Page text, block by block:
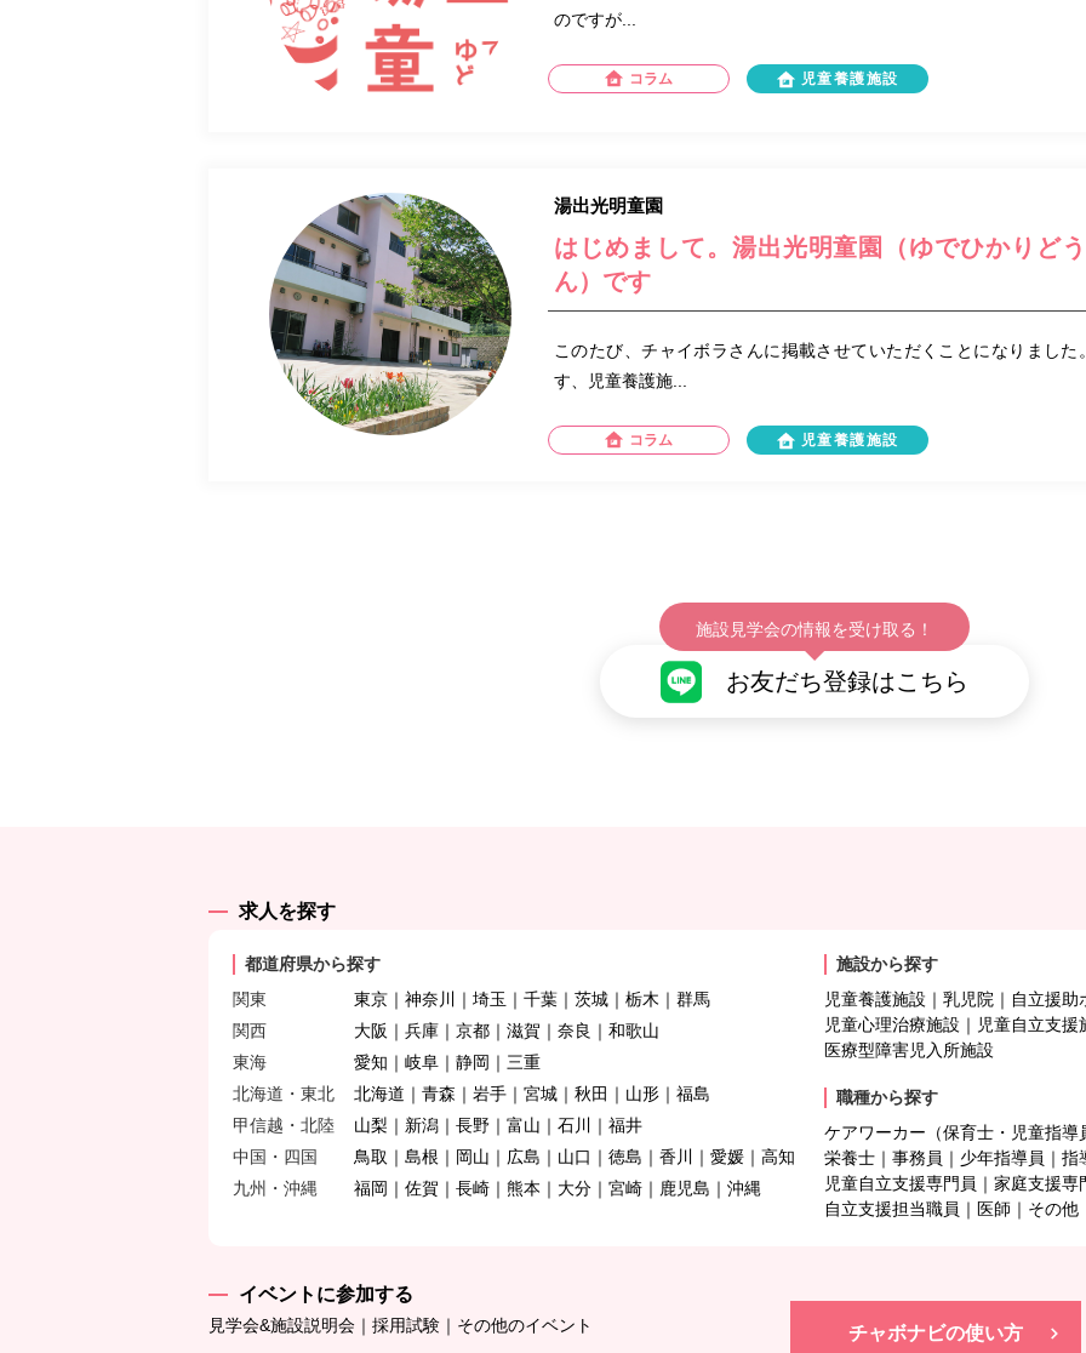
のですが...
コラム 児童養護施設
湯出光明童園
はじめまして。湯出光明童園（ゆでひかりどう
ん）です
このたび、チャイボラさんに掲載させていただくことになりました
す、児童養護施...
コラム 児童養護施設
施設見学会の情報を受け取る！
お友だち登録はこちら
求人を探す
都道府県から探す
関東
東京 神奈川 埼玉 千葉 茨城 栃木
群馬
関西
大阪 兵庫 京都 滋賀 奈良
和歌山
東海
愛知 岐阜 静岡
三重
北海道・東北
北海道 青森 岩手 宮城 秋田 山形
福島
甲信越・北陸
山梨 新潟 長野 富山 石川
福井
中国・四国
鳥取 島根 岡山 広島 山口 徳島 香川 愛媛
高知
九州・沖縄
福岡 佐賀 長崎 熊本 大分 宮崎 鹿児島 沖縄
施設から探す
児童養護施設
乳児院 自立援助
児童心理治療施設
児童自立支援
医療型障害児入所施設
職種から探す
ケアワーカー（保育士・児童指導
栄養士
事務員 少年指導員 指
児童自立支援専門員
家庭支援専
自立支援担当職員
医師 その他
イベントに参加する
見学会&施設説明会 採用試験 その他のイベント チャボナビの使い方